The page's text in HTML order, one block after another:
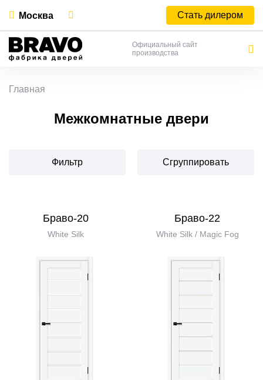
Москва Стать дилером
Официальный сайт
производства
Главная
Межкомнатные двери
Фильтр Сгруппировать
Браво-20
White Silk
Браво-22
White Silk / Magic Fog